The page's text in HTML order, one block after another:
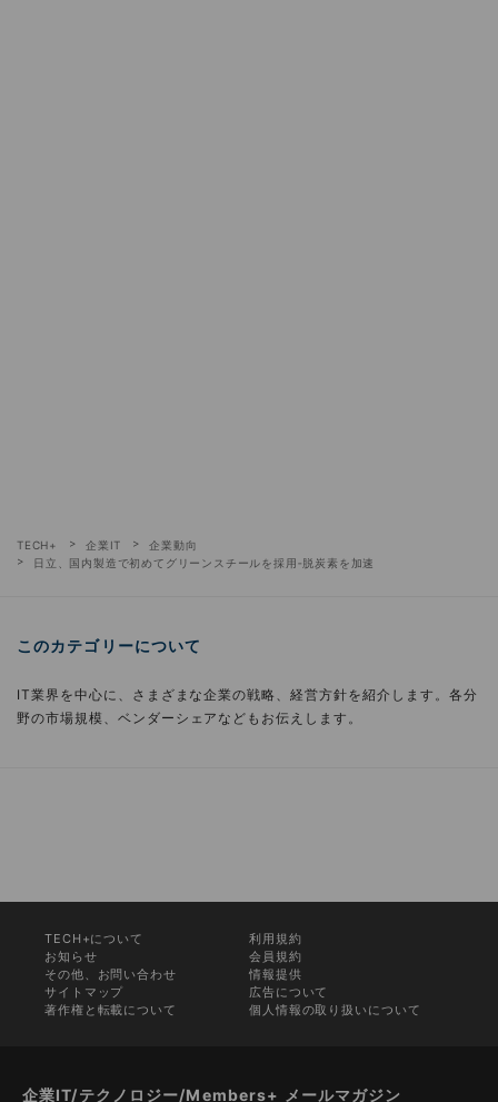
TECH+ 企業IT
企業動向
日立、国内製造で初めてグリーンスチールを採用‐脱炭素を加速
このカテゴリーについて
IT業界を中心に、さまざまな企業の戦略、経営方針を紹介します。各分
野の市場規模、ベンダーシェアなどもお伝えします。
TECH+について
利用規約
お知らせ
会員規約
その他、お問い合わせ
情報提供
サイトマップ
広告について
著作権と転載について
個人情報の取り扱いについて
企業IT/テクノロジー/Members+ メールマガジン